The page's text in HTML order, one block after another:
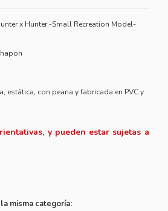
x Hunter -Small Recreation Model-
estática, con peana y fabricada en PVC y
y pueden estar sujetas a
misma categoría: